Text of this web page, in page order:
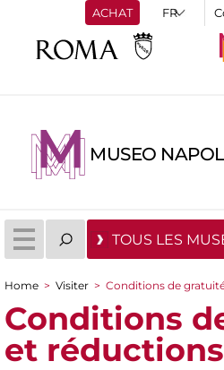
ACHAT
MUSEO
TOUS LES
You are here
Home > Visiter > Conditions de
Conditions
et réductions